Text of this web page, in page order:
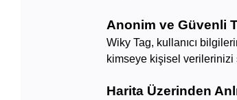
Anonim ve Güvenli
Wiky Tag, kullanıcı
kimseye kişisel verilerinizi
Harita Üzerinden